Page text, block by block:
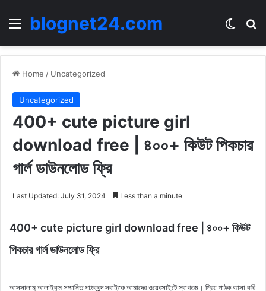
Menublognet24.com
Home / Uncategorized
Uncategorized
400+ cute picture girl
download free | ৪০০+ কিউট পিকচার
গার্ল ডাউনলোড ফ্রি
Last Updated: July 31, 2024 Less than a minute
400+ cute picture girl download free | ৪০০+ কিউট
পিকচার গার্ল ডাউনলোড ফ্রি
আসসালামু আলাইকুম সম্মানিত পাঠকবৃন্দ সবাইকে আমাদের ওয়েবসাইটে স্বাগতম। প্রিয় পাঠক আসা করি